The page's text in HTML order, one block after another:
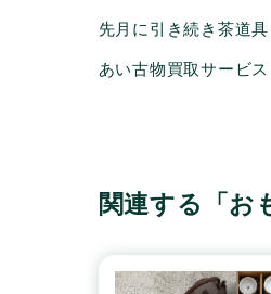
先月に引き続き茶道
あい古物買取サー
関連する「お